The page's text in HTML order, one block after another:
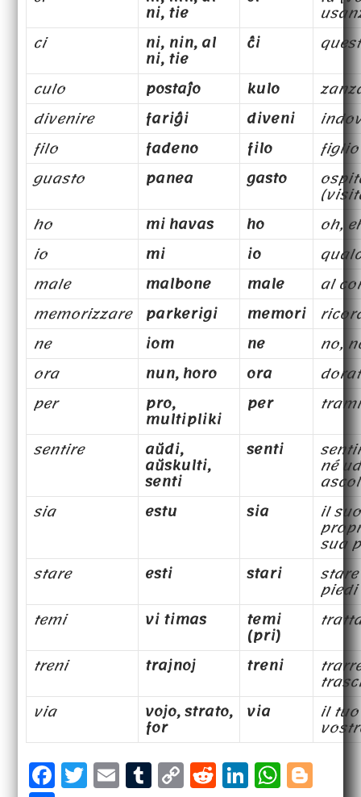
ni, tie
ci
ni, nin, al
ni, tie
ĉi
culo
postaĵo kulo
divenire
fariĝi diveni
filo
fadeno filo
figlio
guasto
panea gasto
ho
mi havas ho
oh,
io
mi io
male
malbone male
al
memorizzare parkerigi memori
ne
iom ne
no,
ora
nun, horo ora
per
pro,
multipliki
per
sentire
aŭdi,
aŭskulti,
senti
senti
né
sia
estu sia il suo
sua
stare
esti stari
piedi
temi
vi timas temi
(pri)
treni
trajnoj treni
via
vojo, strato,
for
via il
F T E T C R Li W